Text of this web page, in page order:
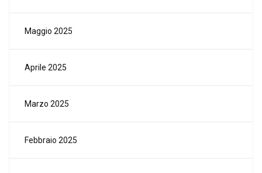
Maggio 2025
Aprile 2025
Marzo 2025
Febbraio 2025